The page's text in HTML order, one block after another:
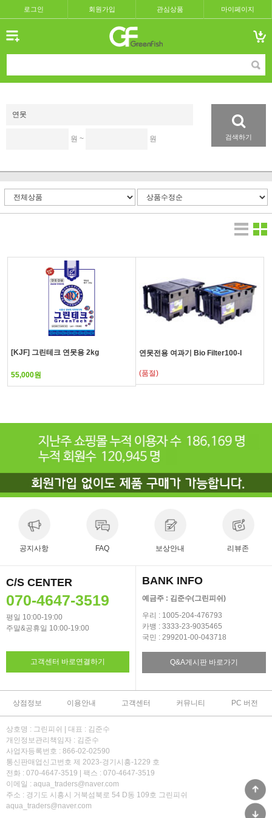
로그인 회원가입 관심상품 마이페이지
원 ~ 원 검색하기
[KJF] 그린테크 연못용 2kg
55,000원
연못전용 여과기 Bio Filter100-I
(품절)
공지사항 FAQ 보상안내 리뷰존
C/S CENTER
070-4647-3519
평일 10:00-19:00
주말&공휴일 10:00-19:00
고객센터 바로연결하기
BANK INFO
예금주 : 김준수(그린피쉬)
우리 : 1005-204-476793
카뱅 : 3333-23-9035465
국민 : 299201-00-043718
Q&A게시판 바로가기
상점정보 이용안내 고객센터 커뮤니티 PC 버전
상호명 : 그린피쉬 | 대표 : 김준수
개인정보관리책임자 : 김준수
사업자등록번호 : 866-02-02590
통신판매업신고번호 제 2023-경기시흥-1229 호
전화 : 070-4647-3519 | 팩스 : 070-4647-3519
이메일 : aqua_traders@naver.com
주소 : 경기도 시흥시 거북섬북로 54 D동 109호 그린피쉬
aqua_traders@naver.com